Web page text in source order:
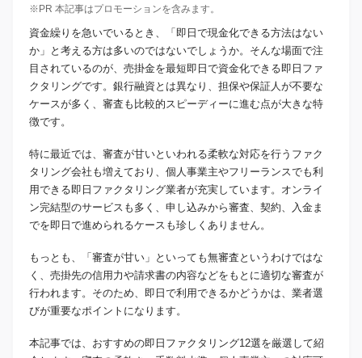
※PR 本記事はプロモーションを含みます。
資金繰りを急いでいるとき、「即日で現金化できる方法はない
か」と考える方は多いのではないでしょうか。そんな場面で注
目されているのが、売掛金を最短即日で資金化できる即日ファ
クタリングです。銀行融資とは異なり、担保や保証人が不要な
ケースが多く、審査も比較的スピーディーに進む点が大きな特
徴です。
特に最近では、審査が甘いといわれる柔軟な対応を行うファク
タリング会社も増えており、個人事業主やフリーランスでも利
用できる即日ファクタリング業者が充実しています。オンライ
ン完結型のサービスも多く、申し込みから審査、契約、入金ま
でを即日で進められるケースも珍しくありません。
もっとも、「審査が甘い」といっても無審査というわけではな
く、売掛先の信用力や請求書の内容などをもとに適切な審査が
行われます。そのため、即日で利用できるかどうかは、業者選
びが重要なポイントになります。
本記事では、おすすめの即日ファクタリング12選を厳選して紹